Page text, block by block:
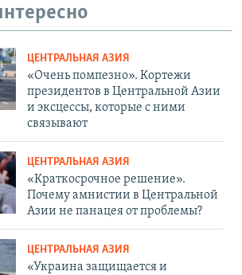
ЦЕНТРАЛЬНАЯ АЗИЯ
«Очень помпезно». Кортежи
президентов в Центральной Азии
и эксцессы, которые с ними
связывают
ЦЕНТРАЛЬНАЯ АЗИЯ
«Краткосрочное решение».
Почему амнистии в Центральной
Азии не панацея от проблемы?
ЦЕНТРАЛЬНАЯ АЗИЯ
«Украина защищается и